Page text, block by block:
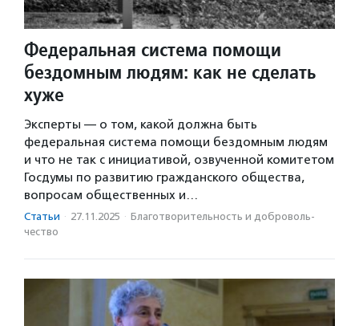
Федеральная система помощи
бездомным людям: как не сделать
хуже
Эксперты — о том, какой должна быть
федеральная система помощи бездомным людям
и что не так с инициативой, озвученной комитетом
Госдумы по развитию гражданского общества,
вопросам общественных и…
Статьи · 27.11.2025 · Благотвори­тель­ность и доброволь­
чест­во